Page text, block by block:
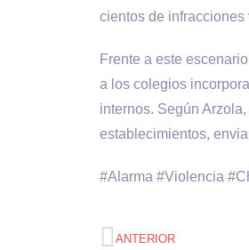
cientos de infracciones
Frente a este
a los colegios
internos. Según
establecimientos,
#Alarma #Violencia
ANTERIOR